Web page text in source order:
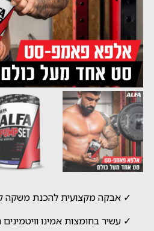
✓ אבקה מקצועית להכנת משקה
✓ עשיר בחומצות אמינו וויטמינים